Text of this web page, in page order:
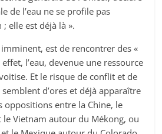
de l’eau ne se profile pas
elle est déjà là ».
est de rencontrer des «
effet, l’eau, devenue une ressource
Et le risque de conflit et de
d’ores et déjà apparaître
oppositions entre la Chine, le
le Vietnam autour du Mékong, ou